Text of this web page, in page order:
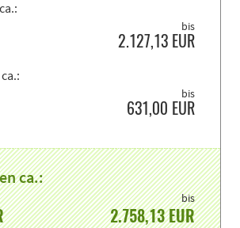
bis
2.127,13 EUR
bis
631,00 EUR
ca.:
bis
2.758,13EUR